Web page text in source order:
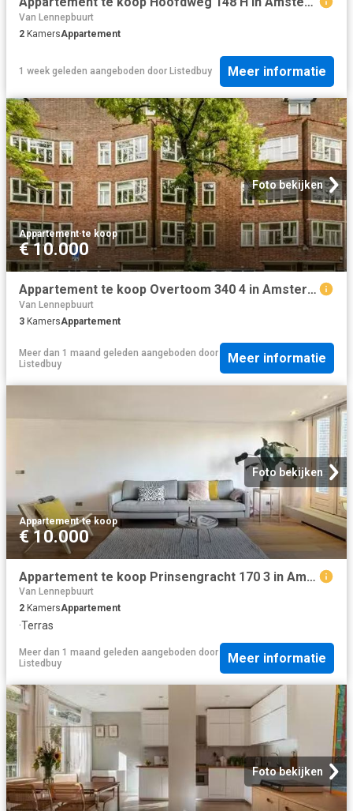
Van Lennepbuurt
2 KamersAppartement
1 week geleden aangeboden door Listedbuy Meer informatie
Foto bekijken
Appartement·te koop
€ 10.000
Appartement te koop Overtoom 340 4 in Amsterdam voor € 685.000
Van Lennepbuurt
3 KamersAppartement
Meer dan 1 maand geleden aangeboden door
Listedbuy
Meer informatie
Foto bekijken
Appartement·te koop
€ 10.000
Appartement te koop Prinsengracht 170 3 in Amsterdam voor € 70.
Van Lennepbuurt
2 KamersAppartement
·Terras
Meer dan 1 maand geleden aangeboden door
Listedbuy
Meer informatie
Foto bekijken